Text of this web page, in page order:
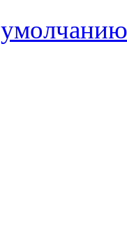
умолчанию